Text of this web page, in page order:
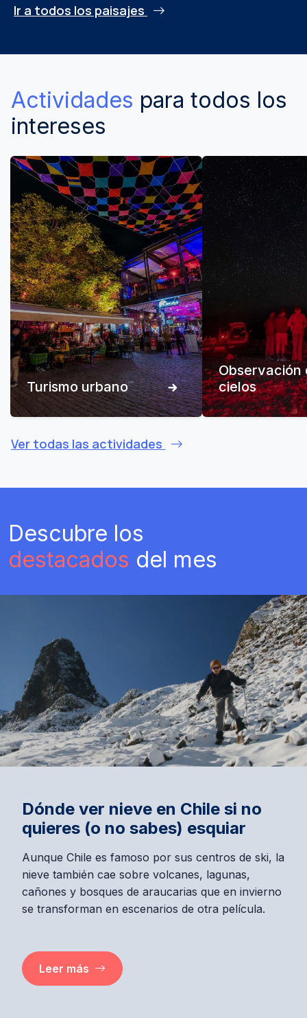
Ir a todos los paisajes
Actividades para todos los
intereses
Turismo urbano
Observación
cielos
Ver todas las actividades
Descubre los
destacados del mes
Dónde ver nieve en Chile si no
quieres (o no sabes) esquiar
Aunque Chile es famoso por sus centros de ski, la
nieve también cae sobre volcanes, lagunas,
cañones y bosques de araucarias que en invierno
se transforman en escenarios de otra película.
Leer más